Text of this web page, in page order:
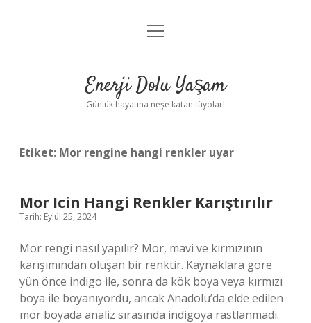
Anasayfa
Yasal Uyarı
menüyü
Enerji Dolu Yaşam
Günlük hayatına neşe katan tüyolar!
Etiket: Mor rengine hangi renkler uyar
Mor Icin Hangi Renkler Karıştırılır
Tarih: Eylül 25, 2024
Mor rengi nasıl yapılır? Mor, mavi ve kırmızının
karışımından oluşan bir renktir. Kaynaklara göre
yün önce indigo ile, sonra da kök boya veya kırmızı
boya ile boyanıyordu, ancak Anadolu’da elde edilen
mor boyada analiz sırasında indigoya rastlanmadı.